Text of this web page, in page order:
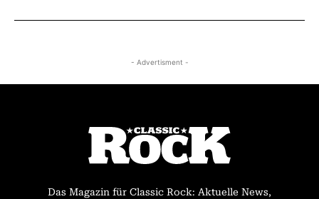
- Advertisment -
Das Magazin für Classic Rock: Aktuelle News,